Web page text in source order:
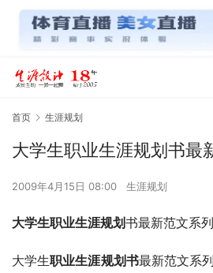
首页 生涯规划
大学生职业生涯规划书最
2009年4月15日 08:00 生涯规划
大学生职业生涯规划书最新范文系
大学生职业生涯规划书最新范文系